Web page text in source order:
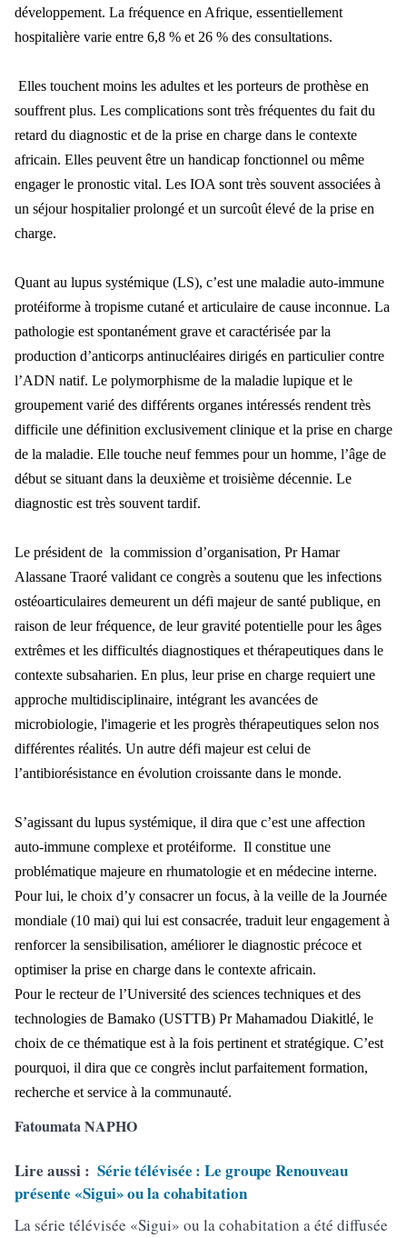
développement. La fréquence en Afrique, essentiellement
hospitalière varie entre 6,8 % et 26 % des consultations.
Elles touchent moins les adultes et les porteurs de prothèse en
souffrent plus. Les complications sont très fréquentes du fait du
retard du diagnostic et de la prise en charge dans le contexte
africain. Elles peuvent être un handicap fonctionnel ou même
engager le pronostic vital. Les IOA sont très souvent associées à
un séjour hospitalier prolongé et un surcoût élevé de la prise en
charge.
Quant au lupus systémique (LS), c’est une maladie auto-immune
protéiforme à tropisme cutané et articulaire de cause inconnue. La
pathologie est spontanément grave et caractérisée par la
production d’anticorps antinucléaires dirigés en particulier contre
l’ADN natif. Le polymorphisme de la maladie lupique et le
groupement varié des différents organes intéressés rendent très
difficile une définition exclusivement clinique et la prise en charge
de la maladie. Elle touche neuf femmes pour un homme, l’âge de
début se situant dans la deuxième et troisième décennie. Le
diagnostic est très souvent tardif.
Le président de la commission d’organisation, Pr Hamar
Alassane Traoré validant ce congrès a soutenu que les infections
ostéoarticulaires demeurent un défi majeur de santé publique, en
raison de leur fréquence, de leur gravité potentielle pour les âges
extrêmes et les difficultés diagnostiques et thérapeutiques dans le
contexte subsaharien. En plus, leur prise en charge requiert une
approche multidisciplinaire, intégrant les avancées de
microbiologie, l'imagerie et les progrès thérapeutiques selon nos
différentes réalités. Un autre défi majeur est celui de
l’antibiorésistance en évolution croissante dans le monde.
S’agissant du lupus systémique, il dira que c’est une affection
auto-immune complexe et protéiforme. Il constitue une
problématique majeure en rhumatologie et en médecine interne.
Pour lui, le choix d’y consacrer un focus, à la veille de la Journée
mondiale (10 mai) qui lui est consacrée, traduit leur engagement à
renforcer la sensibilisation, améliorer le diagnostic précoce et
optimiser la prise en charge dans le contexte africain.
Pour le recteur de l’Université des sciences techniques et des
technologies de Bamako (USTTB) Pr Mahamadou Diakitlé, le
choix de ce thématique est à la fois pertinent et stratégique. C’est
pourquoi, il dira que ce congrès inclut parfaitement formation,
recherche et service à la communauté.
Fatoumata NAPHO
Lire aussi : Série télévisée : Le groupe Renouveau
présente «Sigui» ou la cohabitation
La série télévisée «Sigui» ou la cohabitation a été diffusée